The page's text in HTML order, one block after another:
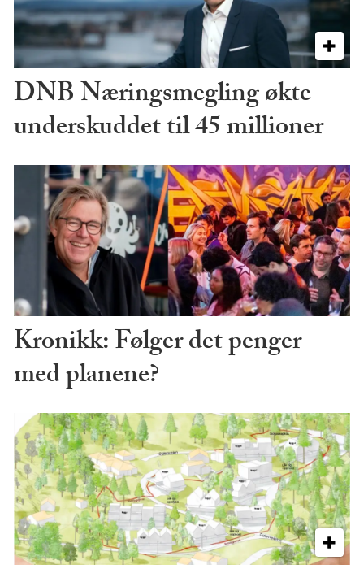
DNB Næringsmegling økte
underskuddet til 45 millioner
Kronikk: Følger det penger
med planene?